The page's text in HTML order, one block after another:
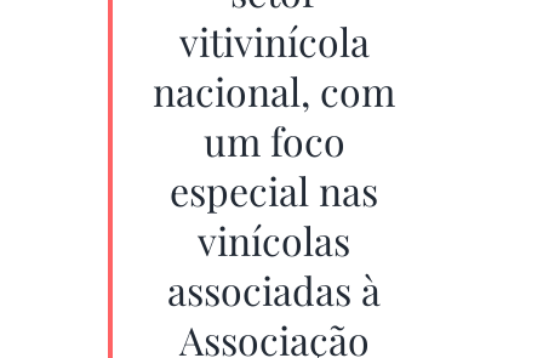
vitivinícola
nacional, com
um foco
especial nas
vinícolas
associadas à
Associação